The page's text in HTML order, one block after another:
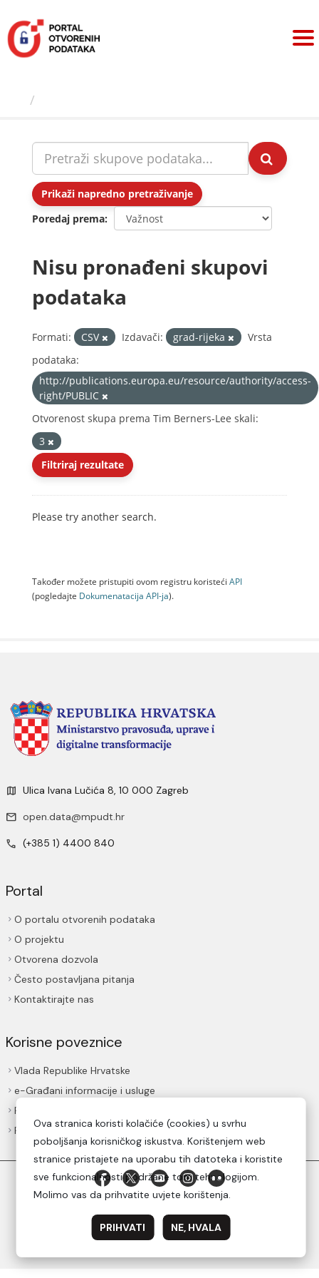
sadržaj
Prikaži napredno pretraživanje
Poredaj prema
Nisu pronađeni skupovi
podataka
Formati: CSV Izdavači: grad-rijeka
Vrsta
podataka:
http://publications.europa.eu/resource/authority/access-
right/PUBLIC
Otvorenost skupa prema Tim Berners-Lee skali:
3
Filtriraj rezultate
Please try another search.
Također možete pristupiti ovom registru koristeći API
(pogledajte Dokumenаtаcijа API-jа).